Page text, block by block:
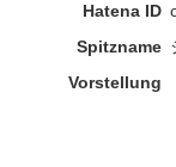
Hatena ID
Spitzname
Vorstellung